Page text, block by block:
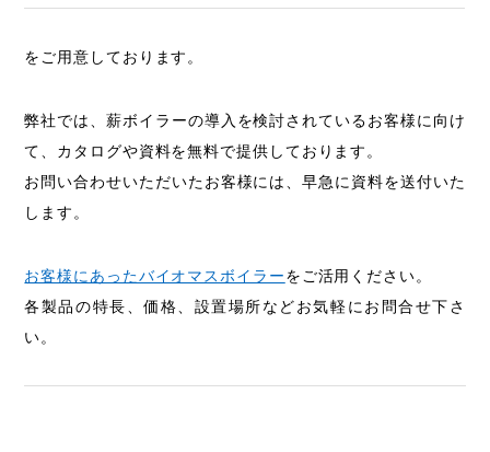
をご用意しております。
弊社では、薪ボイラーの導入を検討されているお客様に向け
て、カタログや資料を無料で提供しております。
お問い合わせいただいたお客様には、早急に資料を送付いた
します。
お客様にあったバイオマスボイラーをご活用ください。
各製品の特長、価格、設置場所などお気軽にお問合せ下さ
い。